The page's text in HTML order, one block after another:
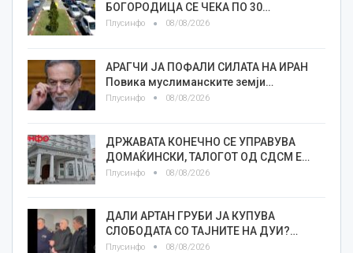
БОГОРОДИЦА СЕ ЧЕКА ПО 30…
Плусинфо 08/08/2026
АРАГЧИ ЈА ПОФАЛИ СИЛАТА НА ИРАН
Повика муслиманските земји…
Плусинфо 08/08/2026
ДРЖАВАТА КОНЕЧНО СЕ УПРАВУВА
ДОМАЌИНСКИ, ТАЛОГОТ ОД СДСМ Е…
Плусинфо 08/08/2026
ДАЛИ АРТАН ГРУБИ ЈА КУПУВА
СЛОБОДАТА СО ТАЈНИТЕ НА ДУИ?…
Плусинфо 08/08/2026